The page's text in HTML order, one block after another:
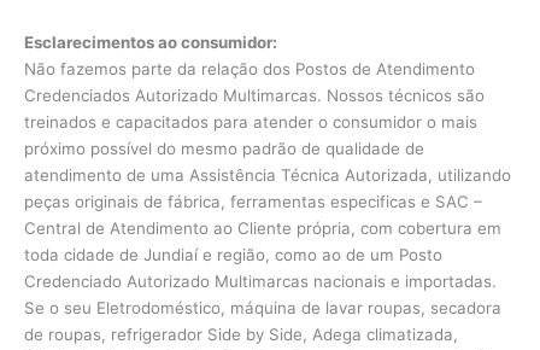
Esclarecimentos ao consumidor:
Não fazemos parte da relação dos Postos de Atendimento
Credenciados Autorizado Multimarcas. Nossos técnicos são
treinados e capacitados para atender o consumidor o mais
próximo possível do mesmo padrão de qualidade de
atendimento de uma Assistência Técnica Autorizada, utilizando
peças originais de fábrica, ferramentas especificas e SAC –
Central de Atendimento ao Cliente própria, com cobertura em
toda cidade de Jundiaí e região, como ao de um Posto
Credenciado Autorizado Multimarcas nacionais e importadas.
Se o seu Eletrodoméstico, máquina de lavar roupas, secadora
de roupas, refrigerador Side by Side, Adega climatizada,